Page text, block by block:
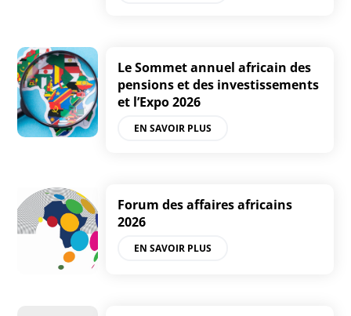
Le Sommet annuel africain des
pensions et des investissements
et l’Expo 2026
EN SAVOIR PLUS
Forum des affaires africains
2026
EN SAVOIR PLUS